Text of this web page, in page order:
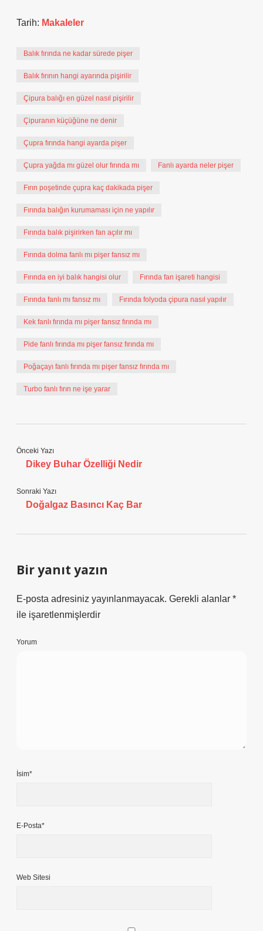
Tarih: Makaleler
Balık fırında ne kadar sürede pişer
Balık fırının hangi ayarında pişirilir
Çipura balığı en güzel nasıl pişirilir
Çipuranın küçüğüne ne denir
Çupra fırında hangi ayarda pişer
Çupra yağda mı güzel olur fırında mı Fanlı ayarda neler pişer
Fırın poşetinde çupra kaç dakikada pişer
Fırında balığın kurumaması için ne yapılır
Fırında balık pişirirken fan açılır mı
Fırında dolma fanlı mı pişer fansız mı
Fırında en iyi balık hangisi olur Fırında fan işareti hangisi
Fırında fanlı mı fansız mı Fırında folyoda çipura nasıl yapılır
Kek fanlı fırında mı pişer fansız fırında mı
Pide fanlı fırında mı pişer fansız fırında mı
Poğaçayı fanlı fırında mı pişer fansız fırında mı
Turbo fanlı fırın ne işe yarar
Önceki Yazı
Dikey Buhar Özelliği Nedir
Sonraki Yazı
Doğalgaz Basıncı Kaç Bar
Bir yanıt yazın
E-posta adresiniz yayınlanmayacak. Gerekli alanlar *
ile işaretlenmişlerdir
Yorum
İsim*
E-Posta*
Web Sitesi